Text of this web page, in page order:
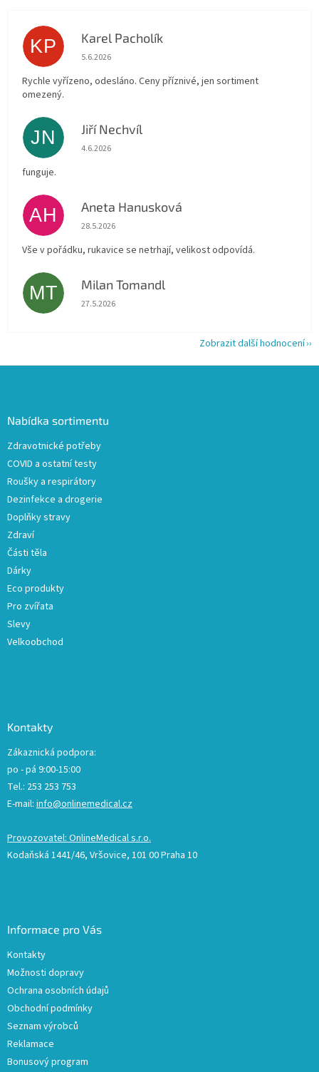
KP Karel Pacholík
Hodnocení obchodu je 4 z 5 hvězdiček.
5.6.2026
Rychle vyřízeno, odesláno. Ceny příznivé, jen sortiment
omezený.
JN Jiří Nechvíl
Hodnocení obchodu je 5 z 5 hvězdiček.
4.6.2026
funguje.
AH Aneta Hanusková
Hodnocení obchodu je 5 z 5 hvězdiček.
28.5.2026
Vše v pořádku, rukavice se netrhají, velikost odpovídá.
MT Milan Tomandl
Hodnocení obchodu je 5 z 5 hvězdiček.
27.5.2026
Zobrazit další hodnocení
Nabídka sortimentu
Zdravotnické potřeby
COVID a ostatní testy
Roušky a respirátory
Dezinfekce a drogerie
Doplňky stravy
Zdraví
Části těla
Dárky
Eco produkty
Pro zvířata
Slevy
Velkoobchod
Kontakty
Zákaznická podpora:
po - pá 9:00-15:00
Tel.: 253 253 753
E-mail: info@onlinemedical.cz
Provozovatel: OnlineMedical s.r.o.
Kodaňská 1441/46, Vršovice, 101 00 Praha 10
Informace pro Vás
Kontakty
Možnosti dopravy
Ochrana osobních údajů
Obchodní podmínky
Seznam výrobců
Reklamace
Bonusový program